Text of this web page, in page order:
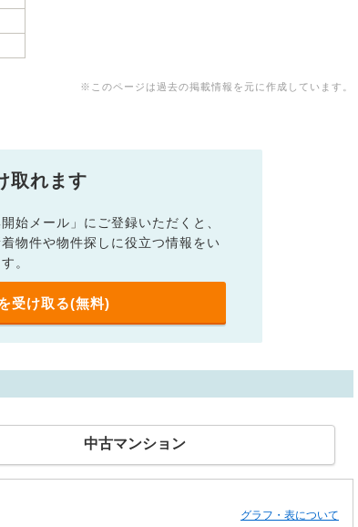
※このページは過去の掲載情報を元に作成しています。
取れます
始メール」にご登録いただくと、
物件や物件探しに役立つ情報をい
。
受け取る(無料)
中古マンション
グラフ・表について